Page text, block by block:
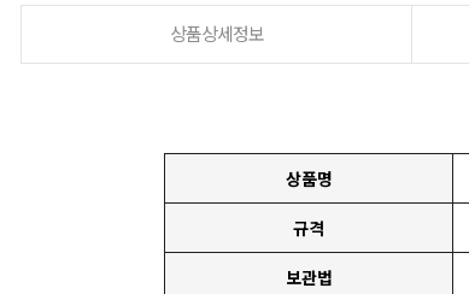
상품상세정보
상품명
규격
보관법